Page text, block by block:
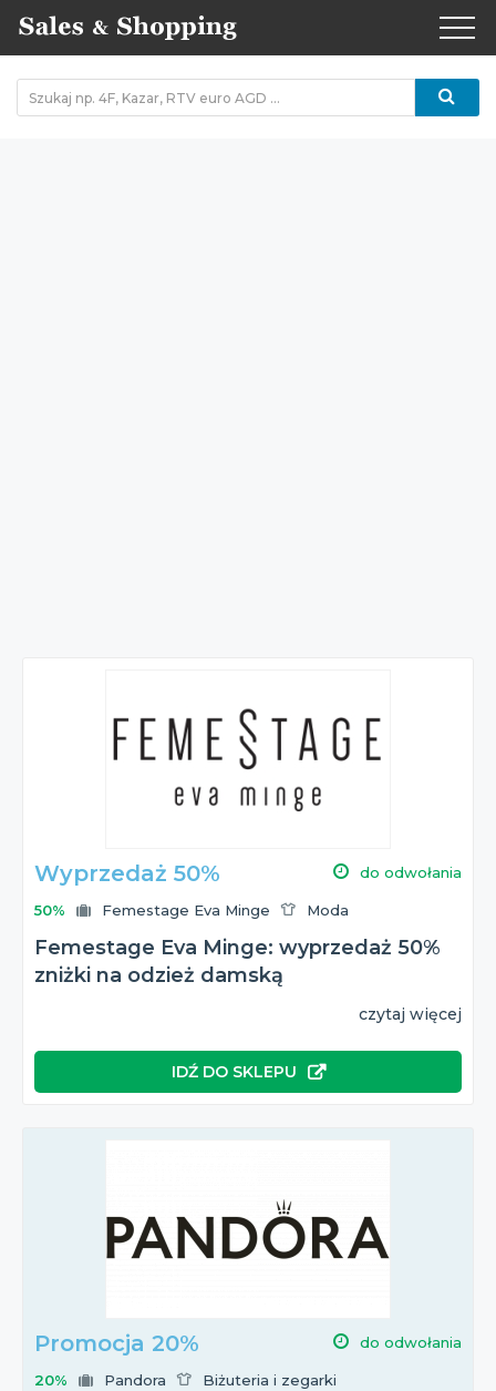
Wyprzedaż 50% do odwołania
50% Femestage Eva Minge Moda
Femestage Eva Minge: wyprzedaż 50%
zniżki na odzież damską
czytaj więcej
IDŹ DO SKLEPU
Promocja 20% do odwołania
20% Pandora Biżuteria i zegarki